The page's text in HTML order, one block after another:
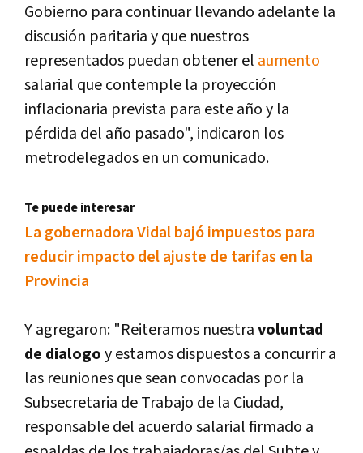
Gobierno para continuar llevando adelante la
discusión paritaria y que nuestros
representados puedan obtener el aumento
salarial que contemple la proyección
inflacionaria prevista para este año y la
pérdida del año pasado", indicaron los
metrodelegados en un comunicado.
Te puede interesar
La gobernadora Vidal bajó impuestos para
reducir impacto del ajuste de tarifas en la
Provincia
Y agregaron: "Reiteramos nuestravoluntad
de dialogoy estamos dispuestos a concurrir a
las reuniones que sean convocadas por la
Subsecretaria de Trabajo de la Ciudad,
responsable del acuerdo salarial firmado a